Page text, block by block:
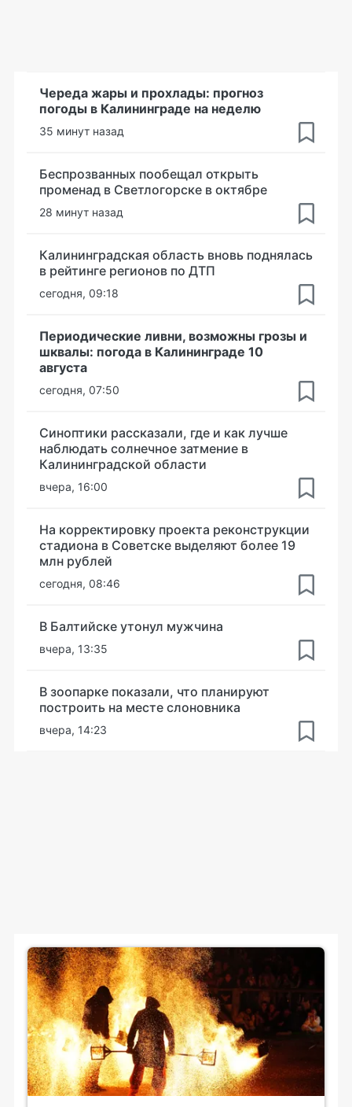
Череда жары и прохлады: прогноз
погоды в Калининграде на неделю
35 минут назад
Беспрозванных пообещал открыть
променад в Светлогорске в октябре
28 минут назад
Калининградская область вновь поднялась
в рейтинге регионов по ДТП
сегодня, 09:18
Периодические ливни, возможны грозы и
шквалы: погода в Калининграде 10
августа
сегодня, 07:50
Синоптики рассказали, где и как лучше
наблюдать солнечное затмение в
Калининградской области
вчера, 16:00
На корректировку проекта реконструкции
стадиона в Советске выделяют более 19
млн рублей
сегодня, 08:46
В Балтийске утонул мужчина
вчера, 13:35
В зоопарке показали, что планируют
построить на месте слоновника
вчера, 14:23